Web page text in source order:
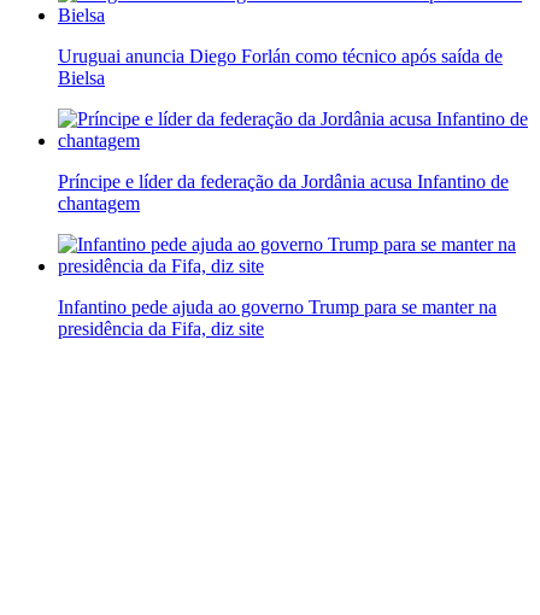
Uruguai anuncia Diego Forlán como técnico após saída de
Bielsa
Príncipe e líder da federação da Jordânia acusa Infantino de
chantagem
Infantino pede ajuda ao governo Trump para se manter na
presidência da Fifa, diz site